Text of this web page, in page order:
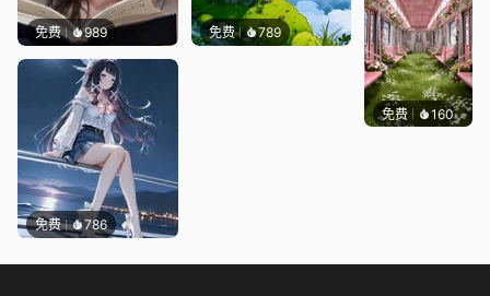
免费 989 免费 789
免费 786
免费 160渔小小